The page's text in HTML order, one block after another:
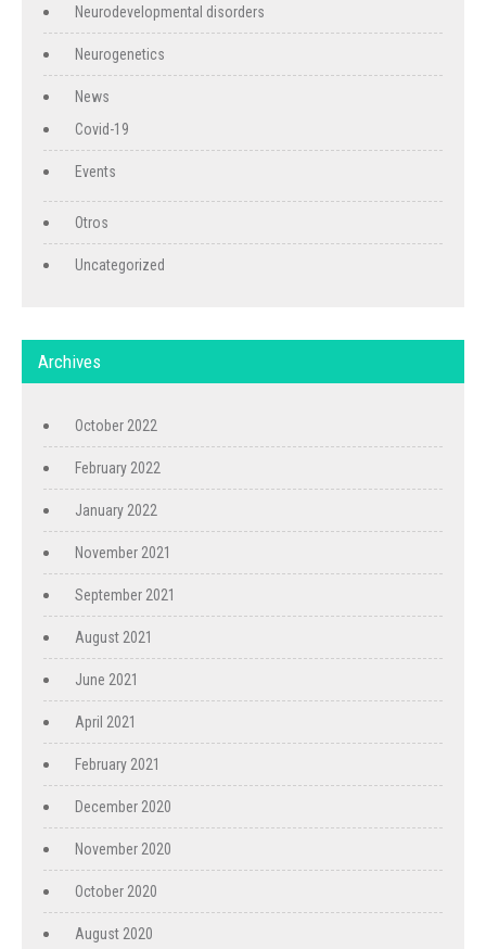
Neurodevelopmental disorders
Neurogenetics
News
Covid-19
Events
Otros
Uncategorized
Archives
October 2022
February 2022
January 2022
November 2021
September 2021
August 2021
June 2021
April 2021
February 2021
December 2020
November 2020
October 2020
August 2020